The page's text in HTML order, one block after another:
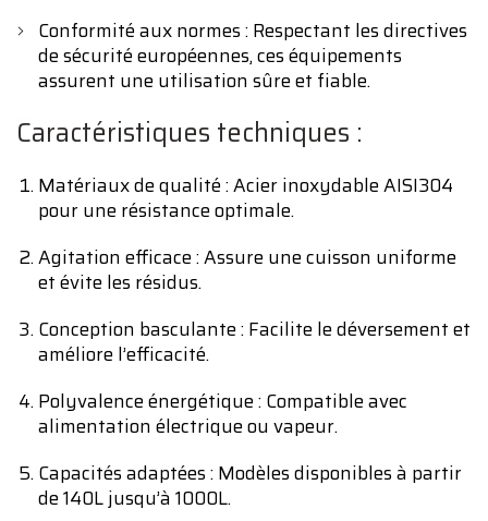
Conformité aux normes : Respectant les directives
de sécurité européennes, ces équipements
assurent une utilisation sûre et fiable.
Caractéristiques techniques :
Matériaux de qualité : Acier inoxydable AISI304
pour une résistance optimale.
Agitation efficace : Assure une cuisson uniforme
et évite les résidus.
Conception basculante : Facilite le déversement et
améliore l’efficacité.
Polyvalence énergétique : Compatible avec
alimentation électrique ou vapeur.
Capacités adaptées : Modèles disponibles à partir
de 140L jusqu’à 1000L.